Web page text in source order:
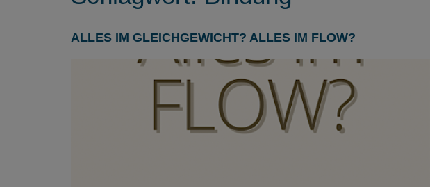
ALLES IM GLEICHGEWICHT? ALLES IM FLOW?